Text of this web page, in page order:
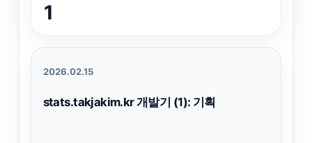
1
2026.02.15
stats.takjakim.kr 개발기 (1): 기획